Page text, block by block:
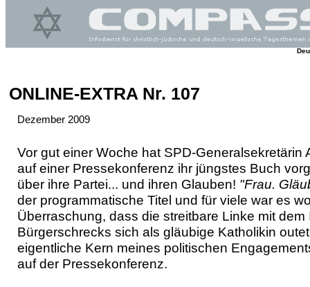
ONLINE-EXTRA Nr. 107
Dezember 2009
Vor gut einer Woche hat SPD-Generalsekretärin
auf einer Pressekonferenz ihr jüngstes Buch
über ihre Partei... und ihren Glauben! "Frau.
der programmatische Titel und für viele war es
Überraschung, dass die streitbare Linke mit dem
Bürgerschrecks sich als gläubige Katholikin
eigentliche Kern meines politischen
auf der Pressekonferenz.